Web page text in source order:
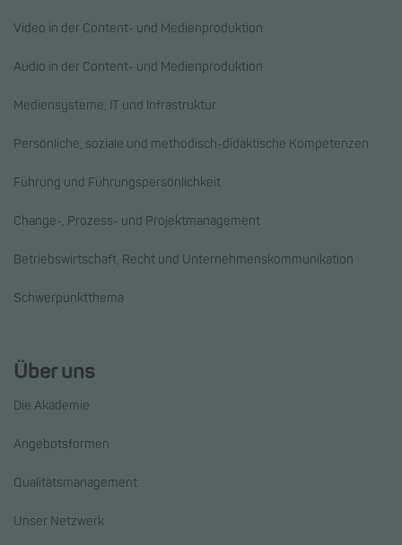
Video in der Content- und Medienproduktion
Audio in der Content- und Medienproduktion
Mediensysteme, IT und Infrastruktur
Persönliche, soziale und methodisch-didaktische Kompetenzen
Führung und Führungspersönlichkeit
Change-, Prozess- und Projektmanagement
Betriebswirtschaft, Recht und Unternehmenskommunikation
Schwerpunktthema
Über uns
Die Akademie
Angebotsformen
Qualitätsmanagement
Unser Netzwerk